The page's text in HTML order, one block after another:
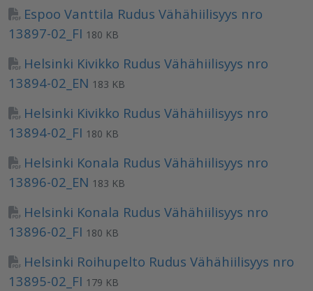
Espoo Vanttila Rudus Vähähiilisyys nro
13897-02_FI 180 KB
Helsinki Kivikko Rudus Vähähiilisyys nro
13894-02_EN 183 KB
Helsinki Kivikko Rudus Vähähiilisyys nro
13894-02_FI 180 KB
Helsinki Konala Rudus Vähähiilisyys nro
13896-02_EN 183 KB
Helsinki Konala Rudus Vähähiilisyys nro
13896-02_FI 180 KB
Helsinki Roihupelto Rudus Vähähiilisyys nro
13895-02_FI 179 KB